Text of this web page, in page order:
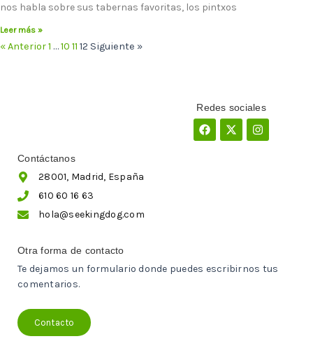
nos habla sobre sus tabernas favoritas, los pintxos
Leer más »
« Anterior1 …10 11 12 Siguiente »
Redes sociales
Facebook
X-
twitter
Instagram
Contáctanos
28001, Madrid, España
610 60 16 63
hola@seekingdog.com
Otra forma de contacto
Te dejamos un formulario donde puedes escribirnos tus
comentarios.
Contacto